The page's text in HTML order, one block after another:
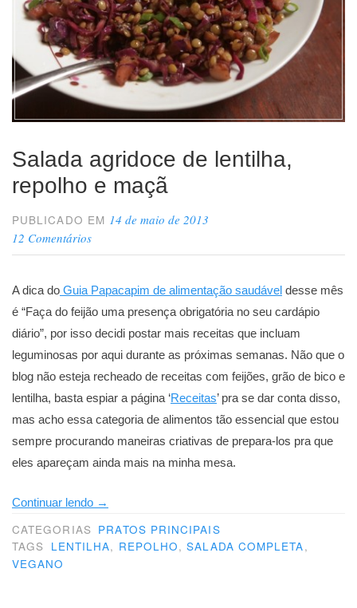
Salada agridoce de lentilha,
repolho e maçã
PUBLICADO EM 14 de maio de 2013
12 Comentários
A dica do Guia Papacapim de alimentação saudável desse mês
é “Faça do feijão uma presença obrigatória no seu cardápio
diário”, por isso decidi postar mais receitas que incluam
leguminosas por aqui durante as próximas semanas. Não que o
blog não esteja recheado de receitas com feijões, grão de bico e
lentilha, basta espiar a página ‘Receitas’ pra se dar conta disso,
mas acho essa categoria de alimentos tão essencial que estou
sempre procurando maneiras criativas de prepara-los pra que
eles apareçam ainda mais na minha mesa.
Continuar lendo “Salada
agridoce
de
→
CATEGORIAS PRATOS PRINCIPAIS
TAGS LENTILHA, REPOLHO,SALADA COMPLETA,
VEGANO